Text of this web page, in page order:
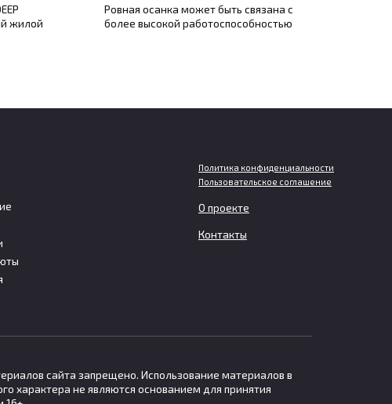
жилой
Ровная осанка может быть связана с
более высокой работоспособностью
Ученые объяснили, почему
засухи и наводнения могут
Политика конфиденциальности
Пользовательское соглашение
О проекте
Контакты
сайта запрещено. Использование материалов в
характера не являются основанием для принятия